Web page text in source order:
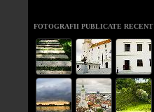
FOTOGRAFII PUBLICATE RECENT